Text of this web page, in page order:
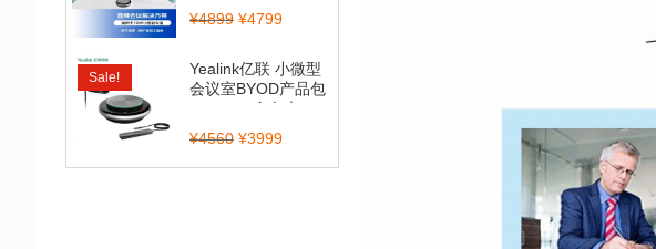
¥4899 ¥4799
Sale!
Yealink亿联 小微型
会议室BYOD产品包
（CP900全向麦...
¥4560 ¥3999